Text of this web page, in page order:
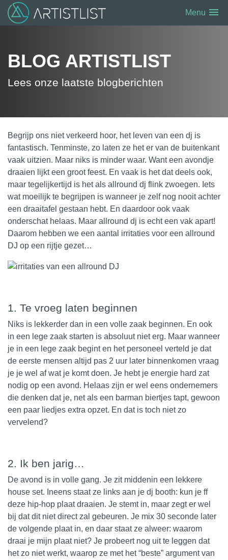
Menu menu
BLOG ARTISTLIST
Lees onze laatste blogberichten
Begrijp ons niet verkeerd hoor, het leven van een dj is
fantastisch. Tenminste, zo laten ze het er van de buitenkant
vaak uitzien. Maar niks is minder waar. Want een avondje
draaien lijkt een groot feest. En vaak is het dat deels ook,
maar tegelijkertijd is het als allround dj flink zwoegen. Iets
wat moeilijk te begrijpen is wanneer je zelf nog nooit achter
een draaitafel gestaan hebt. En daardoor ook vaak
onderschat helaas. Maar allround dj is echt een vak apart!
Daarom hebben we een aantal irritaties voor een allround
DJ op een rijtje gezet…
1. Te vroeg laten beginnen
Niks is lekkerder dan in een volle zaak beginnen. En ook
in een lege zaak starten is absoluut niet erg. Maar wanneer
je in een lege zaak begint en het personeel verteld je dat
de eerste mensen altijd pas 2 uur later binnenkomen vraag
je je wel af wat je komt doen. Je hebt je energie hard zat
nodig op een avond. Helaas zijn er wel eens ondernemers
die denken dat je, net als een barman biertjes tapt, gewoon
een paar liedjes extra opzet. En dat is toch niet zo
vervelend?
2. Ik ben jarig…
De avond is in volle gang. Je zit middenin een lekkere
house set. Ineens staat ze links aan je dj booth: kun je ff
deze hip-hop plaat draaien. Je stemt in, maar zegt er wel
bij dat dit niet direct zal gebeuren. Je mix 30 seconde later
de volgende plaat in, en daar staat ze alweer: waarom
draai je mijn plaat niet? Je probeert nog uit te leggen dat
het zo niet werkt, waarop ze met het “beste” argument van